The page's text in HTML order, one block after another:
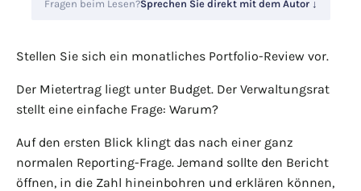
Fragen beim Lesen?Sprechen Sie direkt mit dem Autor ↓
Stellen Sie sich ein monatliches Portfolio-Review vor.
Der Mietertrag liegt unter Budget. Der Verwaltungsrat
stellt eine einfache Frage: Warum?
Auf den ersten Blick klingt das nach einer ganz
normalen Reporting-Frage. Jemand sollte den Bericht
öffnen, in die Zahl hineinbohren und erklären können,